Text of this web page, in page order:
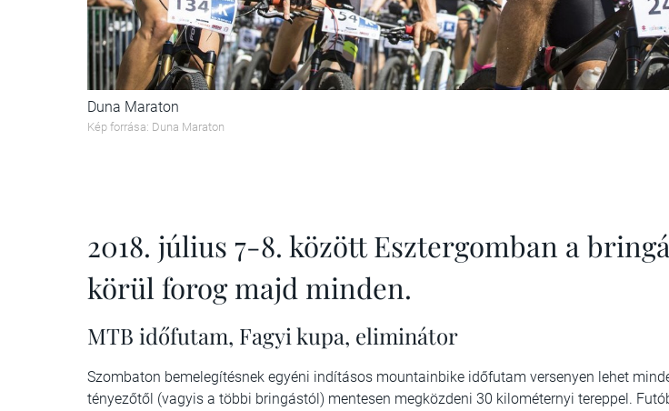
Duna Maraton
Kép forrása: Duna Maraton
2018. július 7-8. között Esztergomban a
körül forog majd minden.
MTB időfutam, Fagyi kupa, eliminátor
Szombaton bemelegítésnek egyéni indításos mountainbike időfutam versenyen lehet
tényezőtől (vagyis a többi bringástól) mentesen megközdeni 30 kilométernyi tereppel.